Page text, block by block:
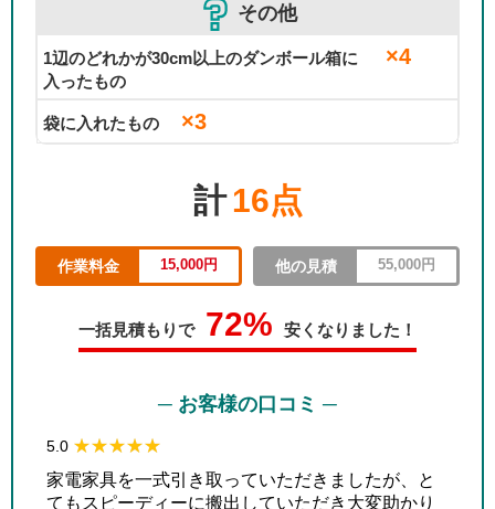
その他
1辺のどれかが30cm以上のダンボール箱に
入ったもの
×4
袋に入れたもの ×3
計16点
作業料金 15,000円 他の見積 55,000円
一括見積もりで 72% 安くなりました！
─ お客様の口コミ ─
5.0 ★★★★★
★★★★★
家電家具を一式引き取っていただきましたが、と
てもスピーディーに搬出していただき大変助かり